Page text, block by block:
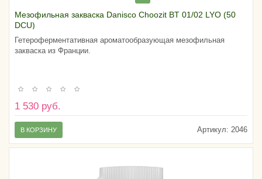
Мезофильная закваска Danisco Choozit BT 01/02 LYO (50
DCU)
Гетероферментативная ароматообразующая мезофильная
закваска из Франции.
1 530 руб.
Артикул: 2046
В КОРЗИНУ